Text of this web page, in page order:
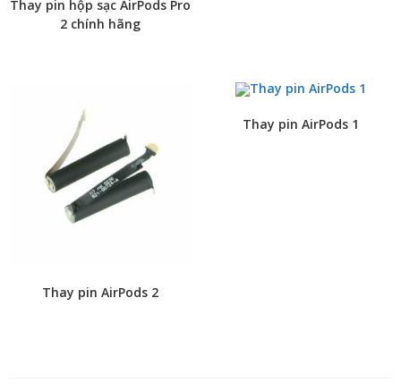
Thay pin hộp sạc AirPods Pro
2 chính hãng
Thay pin AirPods 2
Thay pin AirPods 1